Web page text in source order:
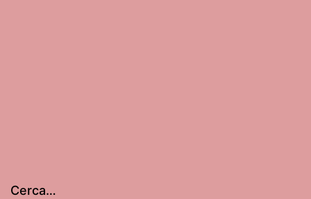
Cerca…